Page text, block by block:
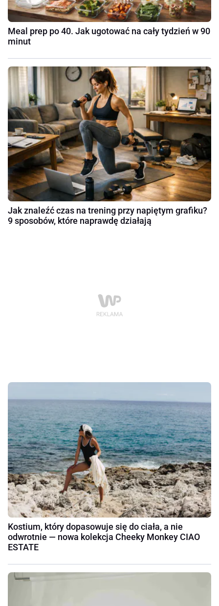
Meal prep po 40. Jak ugotować na cały tydzień w 90
minut
Jak znaleźć czas na trening przy napiętym grafiku?
9 sposobów, które naprawdę działają
Kostium, który dopasowuje się do ciała, a nie
odwrotnie — nowa kolekcja Cheeky Monkey CIAO
ESTATE